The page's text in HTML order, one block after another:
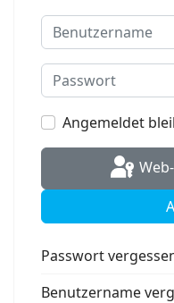
Benutzername
Passwort
Angemeldet
Passwort
Benutzername